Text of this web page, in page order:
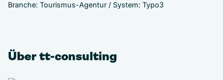
Branche: Tourismus-Agentur / System: Typo3
Über tt-consulting